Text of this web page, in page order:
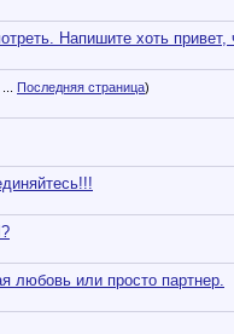
Напишите хоть
Последняя страница)
любовь или просто партнер.